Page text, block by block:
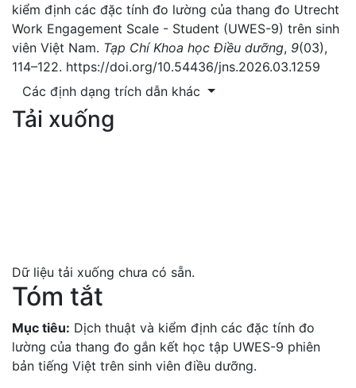
kiểm định các đặc tính đo lường của thang đo Utrecht
Work Engagement Scale - Student (UWES-9) trên sinh
viên Việt Nam. Tạp Chí Khoa học Điều dưỡng, 9(03),
114–122. https://doi.org/10.54436/jns.2026.03.1259
Các định dạng trích dẫn khác
Tải xuống
Dữ liệu tải xuống chưa có sẵn.
Tóm tắt
Mục tiêu: Dịch thuật và kiểm định các đặc tính đo
lường của thang đo gắn kết học tập UWES-9 phiên
bản tiếng Việt trên sinh viên điều dưỡng.